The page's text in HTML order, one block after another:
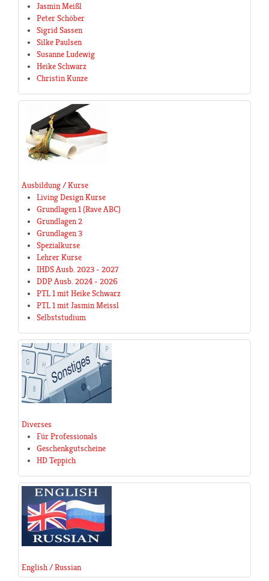
Jasmin Meißl
Peter Schöber
Sigrid Sassen
Silke Paulsen
Susanne Ludewig
Heike Schwarz
Christin Kunze
Ausbildung / Kurse
Living Design Kurse
Grundlagen 1 (Rave ABC)
Grundlagen 2
Grundlagen 3
Spezialkurse
Lehrer Kurse
IHDS Ausb. 2023 - 2027
DDP Ausb. 2024 - 2026
PTL 1 mit Heike Schwarz
PTL 1 mit Jasmin Meissl
Selbststudium
Diverses
Für Professionals
Geschenkgutscheine
HD Teppich
English / Russian